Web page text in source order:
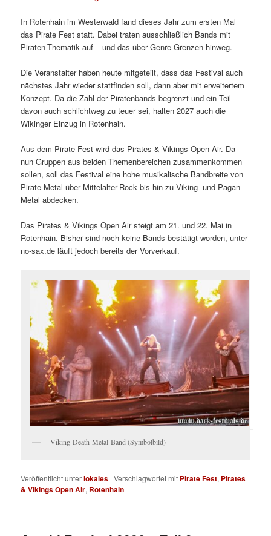
In Rotenhain im Westerwald fand dieses Jahr zum ersten Mal
das Pirate Fest statt. Dabei traten ausschließlich Bands mit
Piraten-Thematik auf – und das über Genre-Grenzen hinweg.
Die Veranstalter haben heute mitgeteilt, dass das Festival auch
nächstes Jahr wieder stattfinden soll, dann aber mit erweitertem
Konzept. Da die Zahl der Piratenbands begrenzt und ein Teil
davon auch schlichtweg zu teuer sei, halten 2027 auch die
Wikinger Einzug in Rotenhain.
Aus dem Pirate Fest wird das Pirates & Vikings Open Air. Da
nun Gruppen aus beiden Themenbereichen zusammenkommen
sollen, soll das Festival eine hohe musikalische Bandbreite von
Pirate Metal über Mittelalter-Rock bis hin zu Viking- und Pagan
Metal abdecken.
Das Pirates & Vikings Open Air steigt am 21. und 22. Mai in
Rotenhain. Bisher sind noch keine Bands bestätigt worden, unter
no-sax.de läuft jedoch bereits der Vorverkauf.
Viking-Death-Metal-Band (Symbolbild)
Veröffentlicht unterlokales |Verschlagwortet mit Pirate Fest, Pirates
& Vikings Open Air, Rotenhain